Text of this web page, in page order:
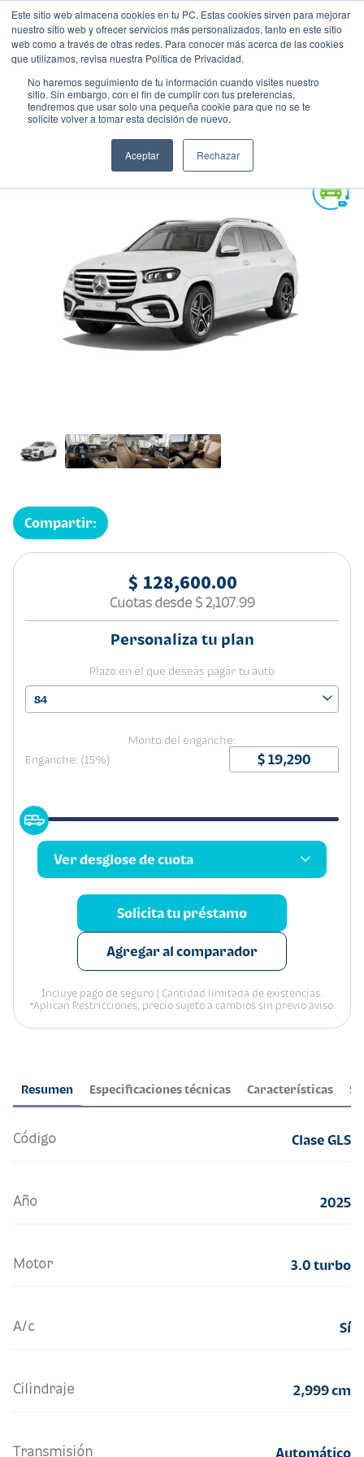
Este sitio web almacena cookies en tu PC. Estas cookies sirven para mejorar
nuestro sitio web y ofrecer servicios más personalizados, tanto en este sitio
web como a través de otras redes. Para conocer más acerca de las cookies
que utilizamos, revisa nuestra Política de Privacidad.
No haremos seguimiento de tu información cuando visites nuestro
sitio. Sin embargo, con el fin de cumplir con tus preferencias,
tendremos que usar solo una pequeña cookie para que no se te
solicite volver a tomar esta decisión de nuevo.
Aceptar Rechazar
MERCEDES - BENZ GLS 450
HIBRIDA
Resumen Especificaciones técnicas Características
Código Clase GLS
Año 2025
Motor 3.0 turbo
A/c Sí
Cilindraje 2,999 cm
Transmisión Automático
Compartir:
$ 128,600.00
Cuotas desde $ 2,107.99
Personaliza tu plan
Plazo en el que deseas pagar tu auto
84
Monto del enganche:
Enganche: (15%)
Ver desglose de cuota
Solicita tu préstamo
Agregar al comparador
Incluye pago de seguro | Cantidad limitada de existencias.
*Aplican Restricciones, precio sujeto a cambios sin previo aviso.